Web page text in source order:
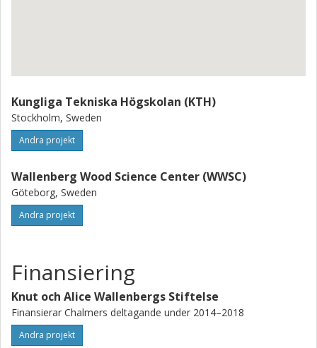
Kungliga Tekniska Högskolan (KTH)
Stockholm, Sweden
Andra projekt
Wallenberg Wood Science Center (WWSC)
Göteborg, Sweden
Andra projekt
Finansiering
Knut och Alice Wallenbergs Stiftelse
Finansierar Chalmers deltagande under 2014–2018
Andra projekt